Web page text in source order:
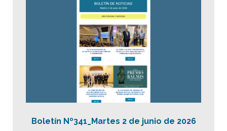
Boletín Nº341_Martes 2 de junio de 2026